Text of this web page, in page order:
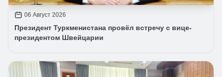
06 Август 2026
Президент Туркменистана провёл встречу с вице-
президентом Швейцарии